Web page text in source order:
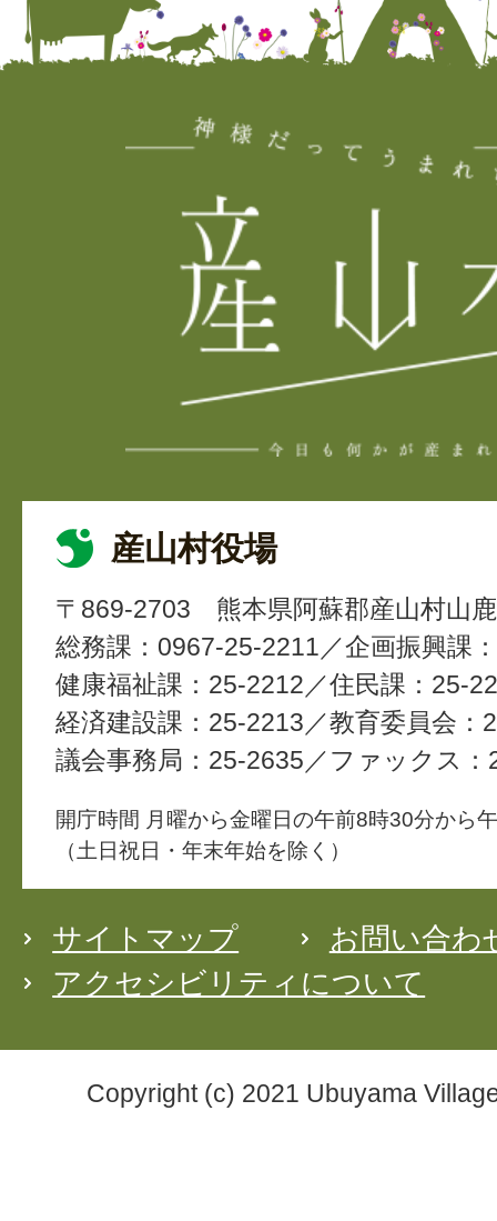
産山村役場
〒869-2703
熊本県阿蘇郡産山村山
総務課：0967-25-2211
企画振興課
健康福祉課：25-2212
住民課：25-
経済建設課：25-2213
教育委員会：
議会事務局：25-2635
ファックス：
開庁時間 月曜から金曜日の午前8時30分から
（土日祝日・年末年始を除く）
サイトマップ
お問い合わ
アクセシビリティについて
Copyright (c) 2021 Ubuyama